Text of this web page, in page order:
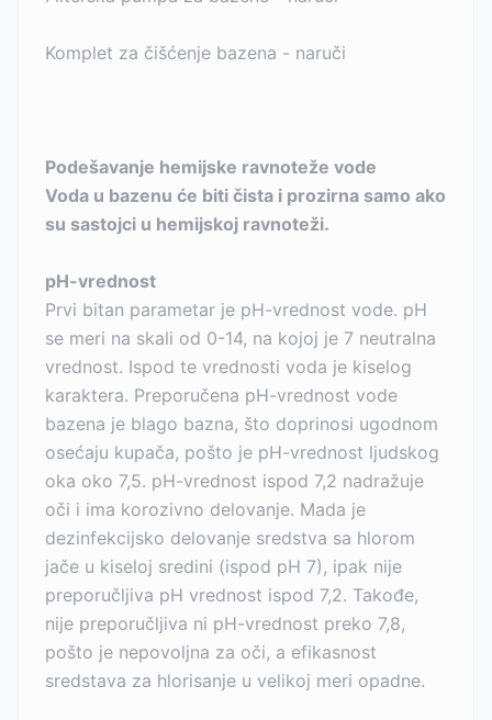
Komplet za čišćenje bazena - naruči
Podešavanje hemijske ravnoteže vode
Voda u bazenu će biti čista i prozirna samo ako
su sastojci u hemijskoj ravnoteži.
pH-vrednost
Prvi bitan parametar je pH-vrednost vode. pH
se meri na skali od 0-14, na kojoj je 7 neutralna
vrednost. Ispod te vrednosti voda je kiselog
karaktera. Preporučena pH-vrednost vode
bazena je blago bazna, što doprinosi ugodnom
osećaju kupača, pošto je pH-vrednost ljudskog
oka oko 7,5. pH-vrednost ispod 7,2 nadražuje
oči i ima korozivno delovanje. Mada je
dezinfekcijsko delovanje sredstva sa hlorom
jače u kiseloj sredini (ispod pH 7), ipak nije
preporučljiva pH vrednost ispod 7,2. Takođe,
nije preporučljiva ni pH-vrednost preko 7,8,
pošto je nepovoljna za oči, a efikasnost
sredstava za hlorisanje u velikoj meri opadne.